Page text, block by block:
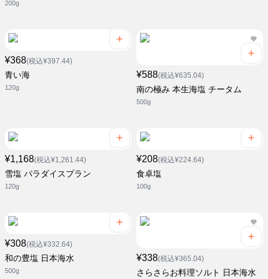
200g
¥368(税込¥397.44)
青い海
120g
¥588(税込¥635.04)
南の極み 本生海塩 チータム
500g
¥1,168(税込¥1,261.44)
雪塩 パラダイスプラン
120g
¥208(税込¥224.64)
食卓塩
100g
¥308(税込¥332.64)
和の豊塩 日本海水
500g
¥338(税込¥365.04)
さらさらお料理ソルト 日本海水